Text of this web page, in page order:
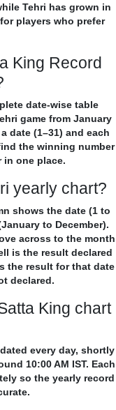
Tehri has grown in
players who prefer
King Record
date-wise table
game from January
date (1–31) and each
the winning number
in one place.
yearly chart?
shows the date (1 to
to December).
across to the month
is the result declared
the result for that date
declared.
King chart
every day, shortly
10:00 AM IST. Each
so the yearly record